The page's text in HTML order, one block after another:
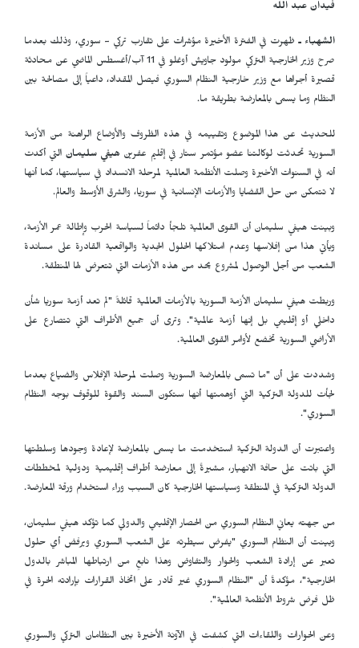
فيدان عبد الله
الشهباء ـ ظهرت في الفترة الأخيرة مؤشرات على تقارب تركي - سوري، وذلك بعدما
صرح وزير الخارجية التركي مولود جاويش أوغلو في 11 آب/أغسطس الماضي عن محادثة
قصيرة أجراها مع وزير خارجية النظام السوري فيصل المقداد، داعياً إلى مصالحة بين
النظام وما يسمى بالمعارضة بطريقة ما.
للحديث عن هذا الموضوع وتقييمه في هذه الظروف والأوضاع الراهنة من الأزمة
السورية تحدثت لوكالتنا عضو مؤتمر ستار في إقليم عفرين هيفي سليمان التي أكدت
أنه في السنوات الأخيرة وصلت الأنظمة العالمية لمرحلة الانسداد في سياستها، كما أنها
لا تتمكن من حل القضايا والأزمات الإنسانية في سوريا، والشرق الأوسط والعالم.
وبينت هيفي سليمان أن القوى العالمية تلجأ دائماً لسياسة الحرب وإطالة عمر الأزمة،
ويأتي هذا من إفلاسها وعدم امتلاكها الحلول الجدية والواقعية القادرة على مساندة
الشعب من أجل الوصول لمشروع يحد من هذه الأزمات التي تتعرض لها المنطقة.
وربطت هيفي سليمان الأزمة السورية بالأزمات العالمية قائلةً "لم تعد أزمة سوريا شأن
داخلي أو إقليمي بل إنها أزمة عالمية". وترى أن جميع الأطراف التي تتصارع على
الأراضي السورية تخضع لأوامر القوى العالمية.
وشددت على أن "ما تسمى بالمعارضة السورية وصلت لمرحلة الإفلاس والضياع بعدما
لجأت للدولة التركية التي أوهمتها أنها ستكون السند والقوة للوقوف بوجه النظام
السوري".
واعتبرت أن الدولة التركية استخدمت ما يسمى بالمعارضة لإعادة وجودها وسلطتها
التي باتت على حافة الانهيار، مشيرةً إلى معارضة أطراف إقليمية ودولية لمخططات
الدولة التركية في المنطقة وسياستها الخارجية كان السبب وراء استخدام ورقة المعارضة.
من جهته يعاني النظام السوري من الحصار الإقليمي والدولي كما تؤكد هيفي سليمان،
وبينت أن النظام السوري "يفرض سيطرته على الشعب السوري ويرفض أي حلول
تعبر عن إرادة الشعب والحوار والتفاوض وهذا نابعٍ من ارتباطها المباشر بالدول
الخارجية"، مؤكدةً أن "النظام السوري غير قادر على اتخاذ القرارات بإرادته الحرة في
ظل فرض شروط الأنظمة العالمية".
وعن الحوارات واللقاءات التي كشفت في الآونة الأخيرة بين النظامان التركي والسوري